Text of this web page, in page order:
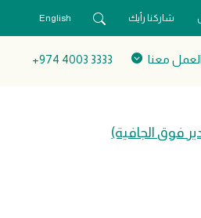
شاركنا رأيك English
العمل معنا 3333 4003 974+
فوق الجافية)